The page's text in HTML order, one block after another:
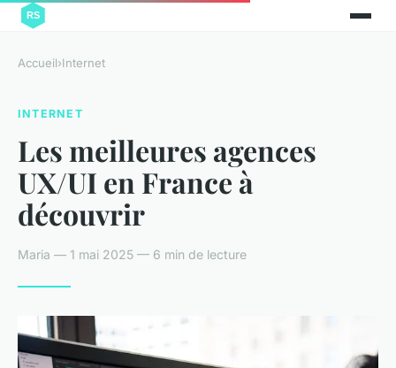
Accueil›Internet
INTERNET
Les meilleures agences
UX/UI en France à
découvrir
Maria — 1 mai 2025 — 6 min de lecture